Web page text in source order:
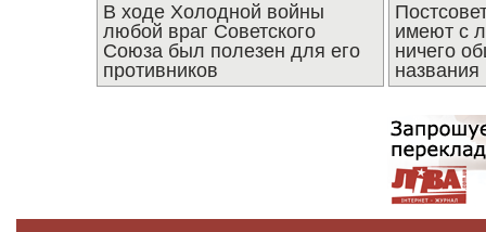
В ходе Холодной войны
любой враг Советского
Союза был полезен для его
противников
имеют с
ничего
названия